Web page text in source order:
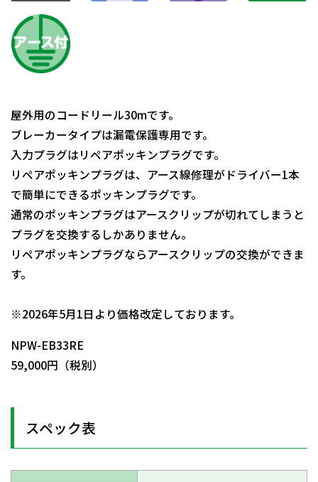
屋外用のコードリール30mです。
ブレーカータイプは漏電保護専用です。
入力プラグはリペアポッキンプラグです。
リペアポッキンプラグは、アース線修理がドライバー1本
で簡単にできるポッキンプラグです。
通常のポッキンプラグはアースクリップが切れてしまうと
プラグを交換するしかありません。
リペアポッキンプラグならアースクリップの交換ができま
す。
※2026年5月1日より価格改定しております。
NPW-EB33RE
59,000円（税別）
スペック表